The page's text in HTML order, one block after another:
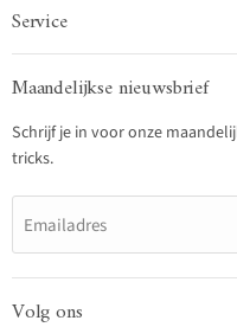
Service
Maandelijkse nieuwsbrief
Schrijf je in voor onze
tricks.
Emailadres
Volg ons